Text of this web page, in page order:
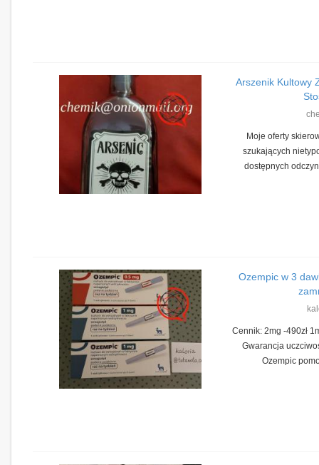
Arszenik Kultowy
Moje oferty
szukających
dostępnych
Ozempic w 3
Cennik: 2mg -490zł
Gwarancja
Ozempic